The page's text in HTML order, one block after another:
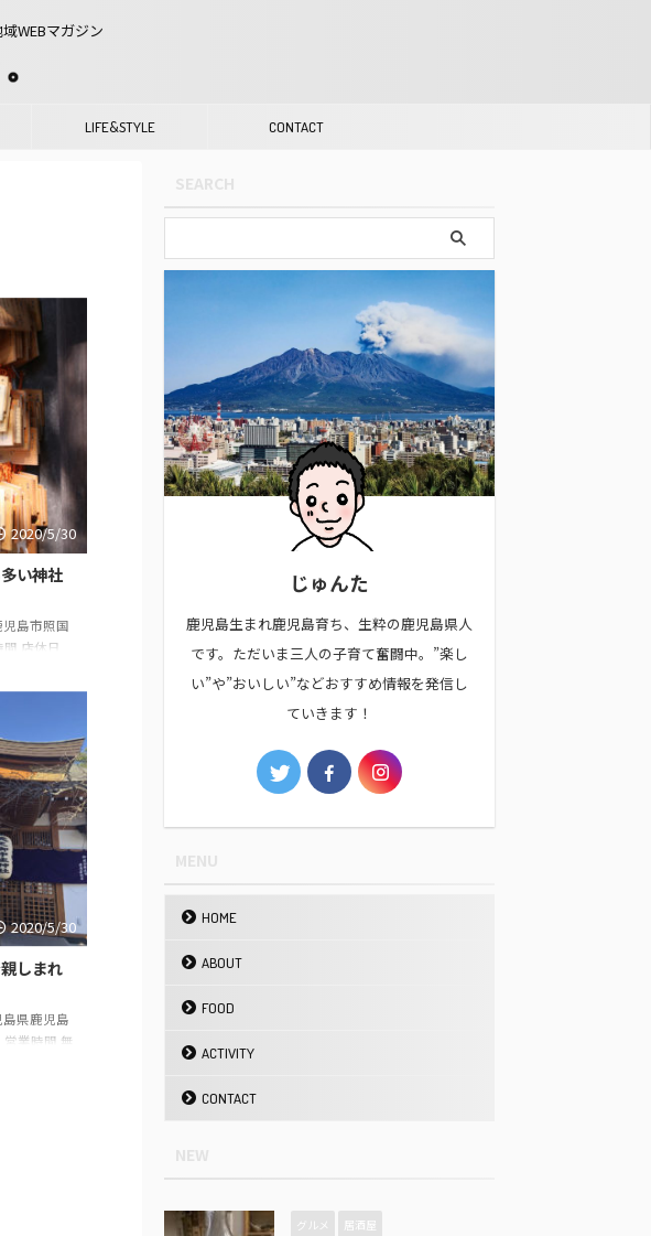
WEBマガジン
LIFE&STYLE CONTACT
2020/5/30
い神社
島市照国
間 店休日
2020/5/30
しまれ
県鹿児島
営業時間 無
じゅんた
鹿児島生まれ鹿児島育ち、生粋の鹿児島県人
です。ただいま三人の子育て奮闘中。”楽し
い”や”おいしい”などおすすめ情報を発信し
ていきます！
HOME
ABOUT
FOOD
ACTIVITY
CONTACT
グルメ 居酒屋